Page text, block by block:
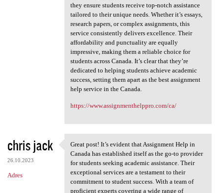
they ensure students receive top-notch assistance
tailored to their unique needs. Whether it’s essays,
research papers, or complex assignments, this
service consistently delivers excellence. Their
affordability and punctuality are equally
impressive, making them a reliable choice for
students across Canada. It’s clear that they’re
dedicated to helping students achieve academic
success, setting them apart as the best assignment
help service in the Canada.
https://www.assignmenthelppro.com/ca/
chris jack
26.10.2023
Adres
Great post! It’s evident that
Great post! It’s evident that Assignment Help in
Canada has established itself as the go-to provider
for students seeking academic assistance. Their
exceptional services are a testament to their
commitment to student success. With a team of
proficient experts covering a wide range of